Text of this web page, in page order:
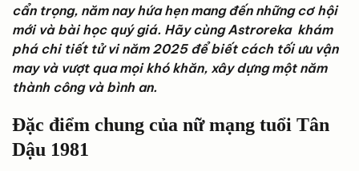
cẩn trọng, năm nay hứa hẹn mang đến những cơ hội
mới và bài học quý giá. Hãy cùng Astroreka khám
phá chi tiết tử vi năm 2025 để biết cách tối ưu vận
may và vượt qua mọi khó khăn, xây dựng một năm
thành công và bình an.
Đặc điểm chung của nữ mạng tuổi Tân
Dậu 1981